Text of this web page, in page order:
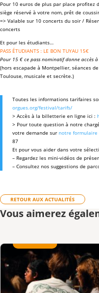
Pour 10 euros de plus par place profitez
siège réservé à votre nom, prêt de
=> Valable sur 10 concerts du soir /
concerts
Et pour les étudiants…
PASS ÉTUDIANTS : LE BON TUYAU 15€
Pour 15 € ce pass nominatif donne accès
(hors escapade à Montpellier, séances
Toulouse, musicale et secrète.)
Toutes les informations tarifaires
orgues.org/festival/tarifs/
> Accès à la billetterie en ligne ici :
> Pour toute question à notre
votre demande sur notre formulaire
87
Et pour vous aider dans votre
– Regardez les mini-vidéos de
– Consultez nos suggestions de
RETOUR AUX ACTUALITÉS
Vous aimerez